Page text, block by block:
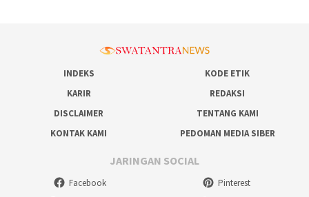
INDEKS
KODE ETIK
KARIR
REDAKSI
DISCLAIMER
TENTANG KAMI
KONTAK KAMI
PEDOMAN MEDIA SIBER
JARINGAN SOCIAL
Facebook
Pinterest